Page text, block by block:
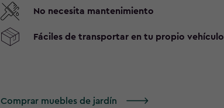
No necesita mantenimiento
Fáciles de transportar en tu propio vehículo
Comprar muebles de jardín